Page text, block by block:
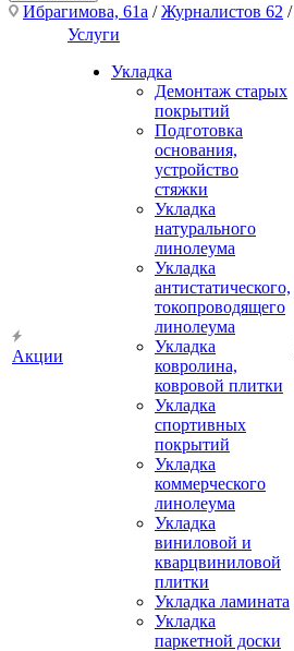
Ибрагимова, 61а /Журналистов 62 /
Акции
Услуги
Укладка
Демонтаж старых
покрытий
Подготовка
основания,
устройство
стяжки
Укладка
натурального
линолеума
Укладка
антистатического,
токопроводящего
линолеума
Укладка
ковролина,
ковровой плитки
Укладка
спортивных
покрытий
Укладка
коммерческого
линолеума
Укладка
виниловой и
кварцвиниловой
плитки
Укладка ламината
Укладка
паркетной доски